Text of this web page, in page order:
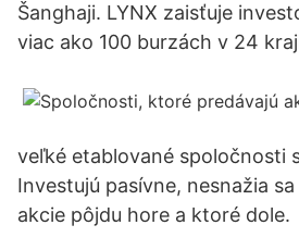
Šanghaji. LYNX zaisťuje
viac ako 100 burzách v 24
veľké etablované spoločnosti
Investujú pasívne, nesnažia
akcie pôjdu hore a ktoré dole.